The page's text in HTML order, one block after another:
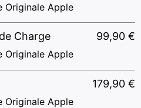
Originale Apple
Charge 99,90 €
Originale Apple
179,90 €
Originale Apple